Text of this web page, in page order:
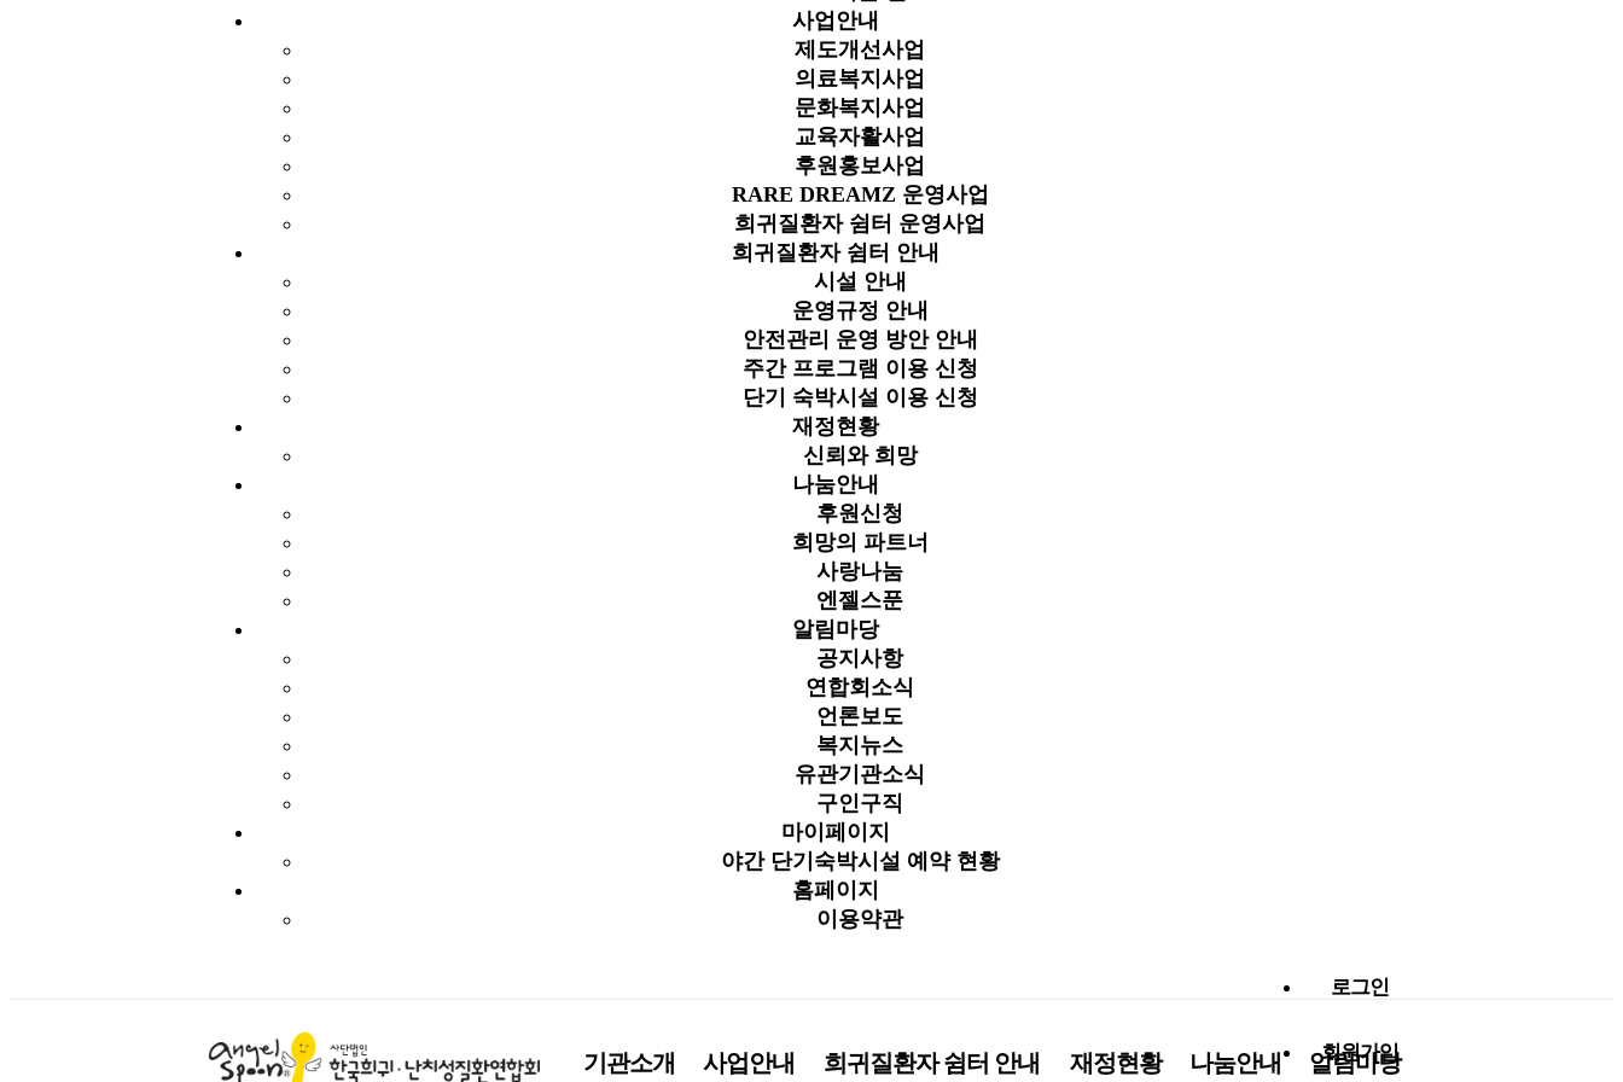
사업안내
제도개선사업
의료복지사업
문화복지사업
교육자활사업
후원홍보사업
RARE DREAMZ 운영사업
희귀질환자 쉼터 운영사업
희귀질환자 쉼터 안내
시설 안내
운영규정 안내
안전관리 운영 방안 안내
주간 프로그램 이용 신청
단기 숙박시설 이용 신청
재정현황
신뢰와 희망
나눔안내
후원신청
희망의 파트너
사랑나눔
엔젤스푼
알림마당
공지사항
연합회소식
언론보도
복지뉴스
유관기관소식
구인구직
마이페이지
야간 단기숙박시설 예약 현황
홈페이지
이용약관
로그인
회원가입
기관소개 사업안내 희귀질환자 쉼터 안내 재정현황 나눔안내 알림마당